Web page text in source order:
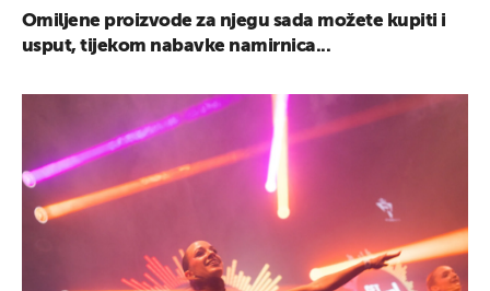
Omiljene proizvode za njegu sada možete kupiti i
usput, tijekom nabavke namirnica...